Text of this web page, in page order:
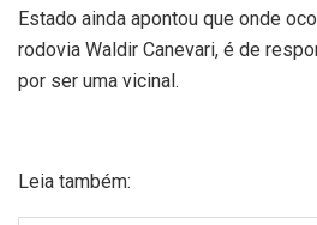
Estado ainda apontou que onde
rodovia Waldir Canevari, é de
por ser uma vicinal.
Leia também: